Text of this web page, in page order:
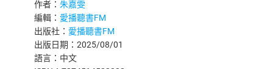
作者： 朱嘉雯
編輯： 愛播聽書FM
出版社： 愛播聽書FM
出版日期：2025/08/01
語言：中文